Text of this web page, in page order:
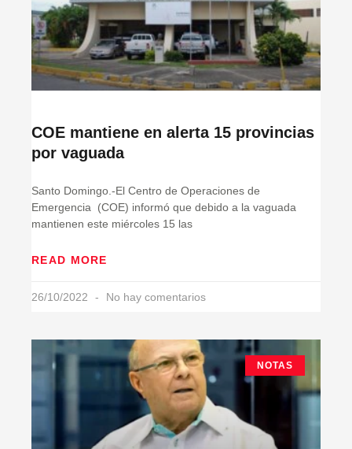
COE mantiene en alerta 15 provincias
por vaguada
Santo Domingo.-El Centro de Operaciones de
Emergencia (COE) informó que debido a la vaguada
mantienen este miércoles 15 las
READ MORE
26/10/2022 No hay comentarios
NOTAS